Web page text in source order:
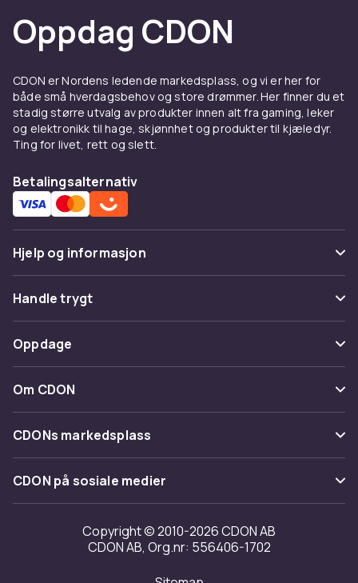
Oppdag CDON
CDON er Nordens ledende markedsplass, og vi er her for
både små hverdagsbehov og store drømmer. Her finner du et
stadig større utvalg av produkter innen alt fra gaming, leker
og elektronikk til hage, skjønnhet og produkter til kjæledyr.
Ting for livet, rett og slett.
Betalingsalternativ
Hjelp og informasjon
Vanlige spørsmål
Spor pakke
Angre & returner her
Kontakt oss
Handle trygt
Betaling
Levering
Tilbakekallinger
Oppdage
Kategorier
Varemerker
Om CDON
Om oss
Kundeanmeldelser
Jobbe på CDON
Investor relations
Tilgjengelighet
CDONs markedsplass
Merchant Help Center
CDON på sosiale medier
Copyright © 2010-2026 CDON AB
CDON AB, Org.nr: 556406-1702